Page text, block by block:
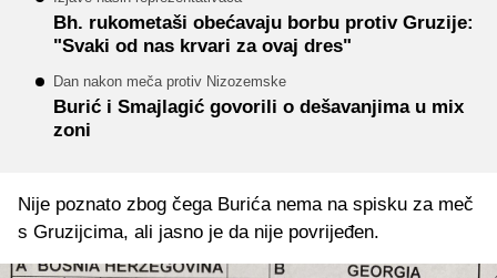
Bh. rukometaši obećavaju borbu protiv Gruzije:
"Svaki od nas krvari za ovaj dres"
Dan nakon meča protiv Nizozemske
Burić i Smajlagić govorili o dešavanjima u mix
zoni
Nije poznato zbog čega Burića nema na spisku za meč
s Gruzijcima, ali jasno je da nije povrijeđen.